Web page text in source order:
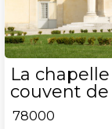
La
couvent
78000